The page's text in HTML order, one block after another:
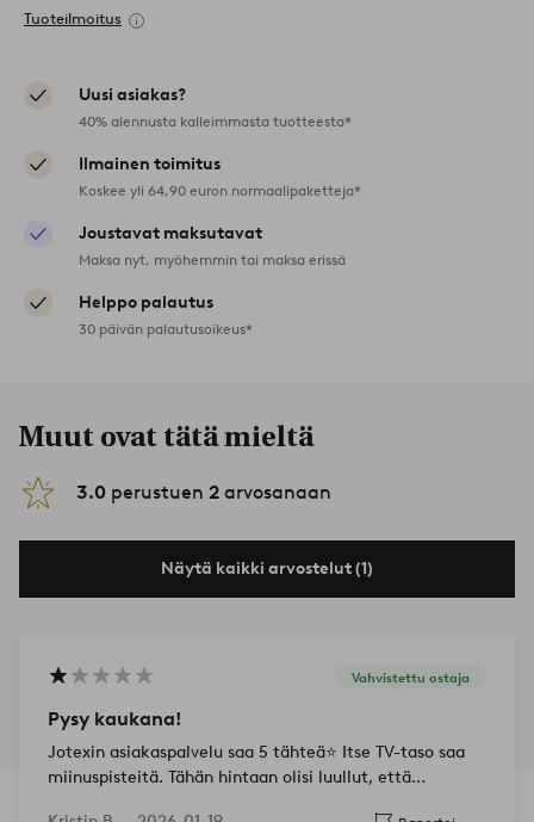
Tuoteilmoitus
Uusi asiakas?
40% alennusta kalleimmasta tuotteesta*
Ilmainen toimitus
Koskee yli 64,90 euron normaalipaketteja*
Joustavat maksutavat
Maksa nyt, myöhemmin tai maksa erissä
Helppo palautus
30 päivän palautusoikeus*
Muut ovat tätä mieltä
3.0 perustuen 2 arvosanaan
Näytä kaikki arvostelut (1)
Vahvistettu ostaja
Pysy kaukana!
Jotexin asiakaspalvelu saa 5 tähteä⭐️ Itse TV-taso saa
miinuspisteitä. Tähän hintaan olisi luullut, että